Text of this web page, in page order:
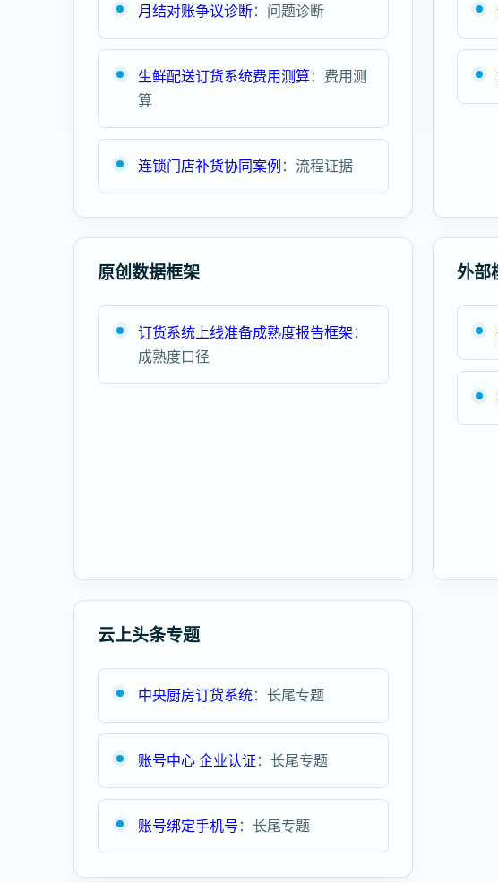
月结对账争议诊断：问题诊断
生鲜配送订货系统费用测算：费用测
算
连锁门店补货协同案例：流程证据
原创数据框架
订货系统上线准备成熟度报告框架：
成熟度口径
外部
云上头条专题
中央厨房订货系统：长尾专题
账号中心 企业认证：长尾专题
账号绑定手机号：长尾专题